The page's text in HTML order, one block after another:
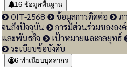
16 ข้อมูลพื้นฐาน
OIT-2568 ข้อมูลการติดต่อ ภ
จนถึงปัจจุบัน
การมีส่วนร่วมขององ
และพันธกิจ
เป้าหมายและกลยุทธ์
ระเบียบข้อบังคับ
6 ทำเนียบบุคลากร